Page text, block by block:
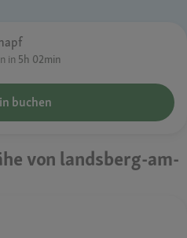
in 5h 02min
buchen
von landsberg-am-